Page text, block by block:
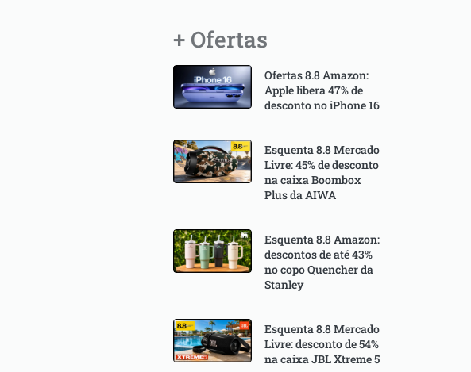
+ Ofertas
Ofertas 8.8 Amazon:
Apple libera 47% de
desconto no iPhone 16
Esquenta 8.8 Mercado
Livre: 45% de desconto
na caixa Boombox
Plus da AIWA
Esquenta 8.8 Amazon:
descontos de até 43%
no copo Quencher da
Stanley
Esquenta 8.8 Mercado
Livre: desconto de 54%
na caixa JBL Xtreme 5